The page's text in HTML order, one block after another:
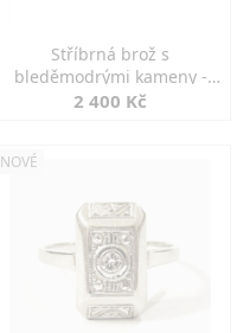
Stříbrná brož s
bleděmodrými kameny -
jemná elegance
2 400 Kč
NOVÉ